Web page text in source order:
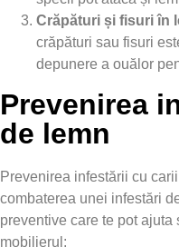
Crăpături și fisuri în
crăpături sau fisuri
depunere a ouălor
Prevenirea
de lemn
Prevenirea infestării cu
combaterea unei infestări
preventive care te pot
mobilierul: